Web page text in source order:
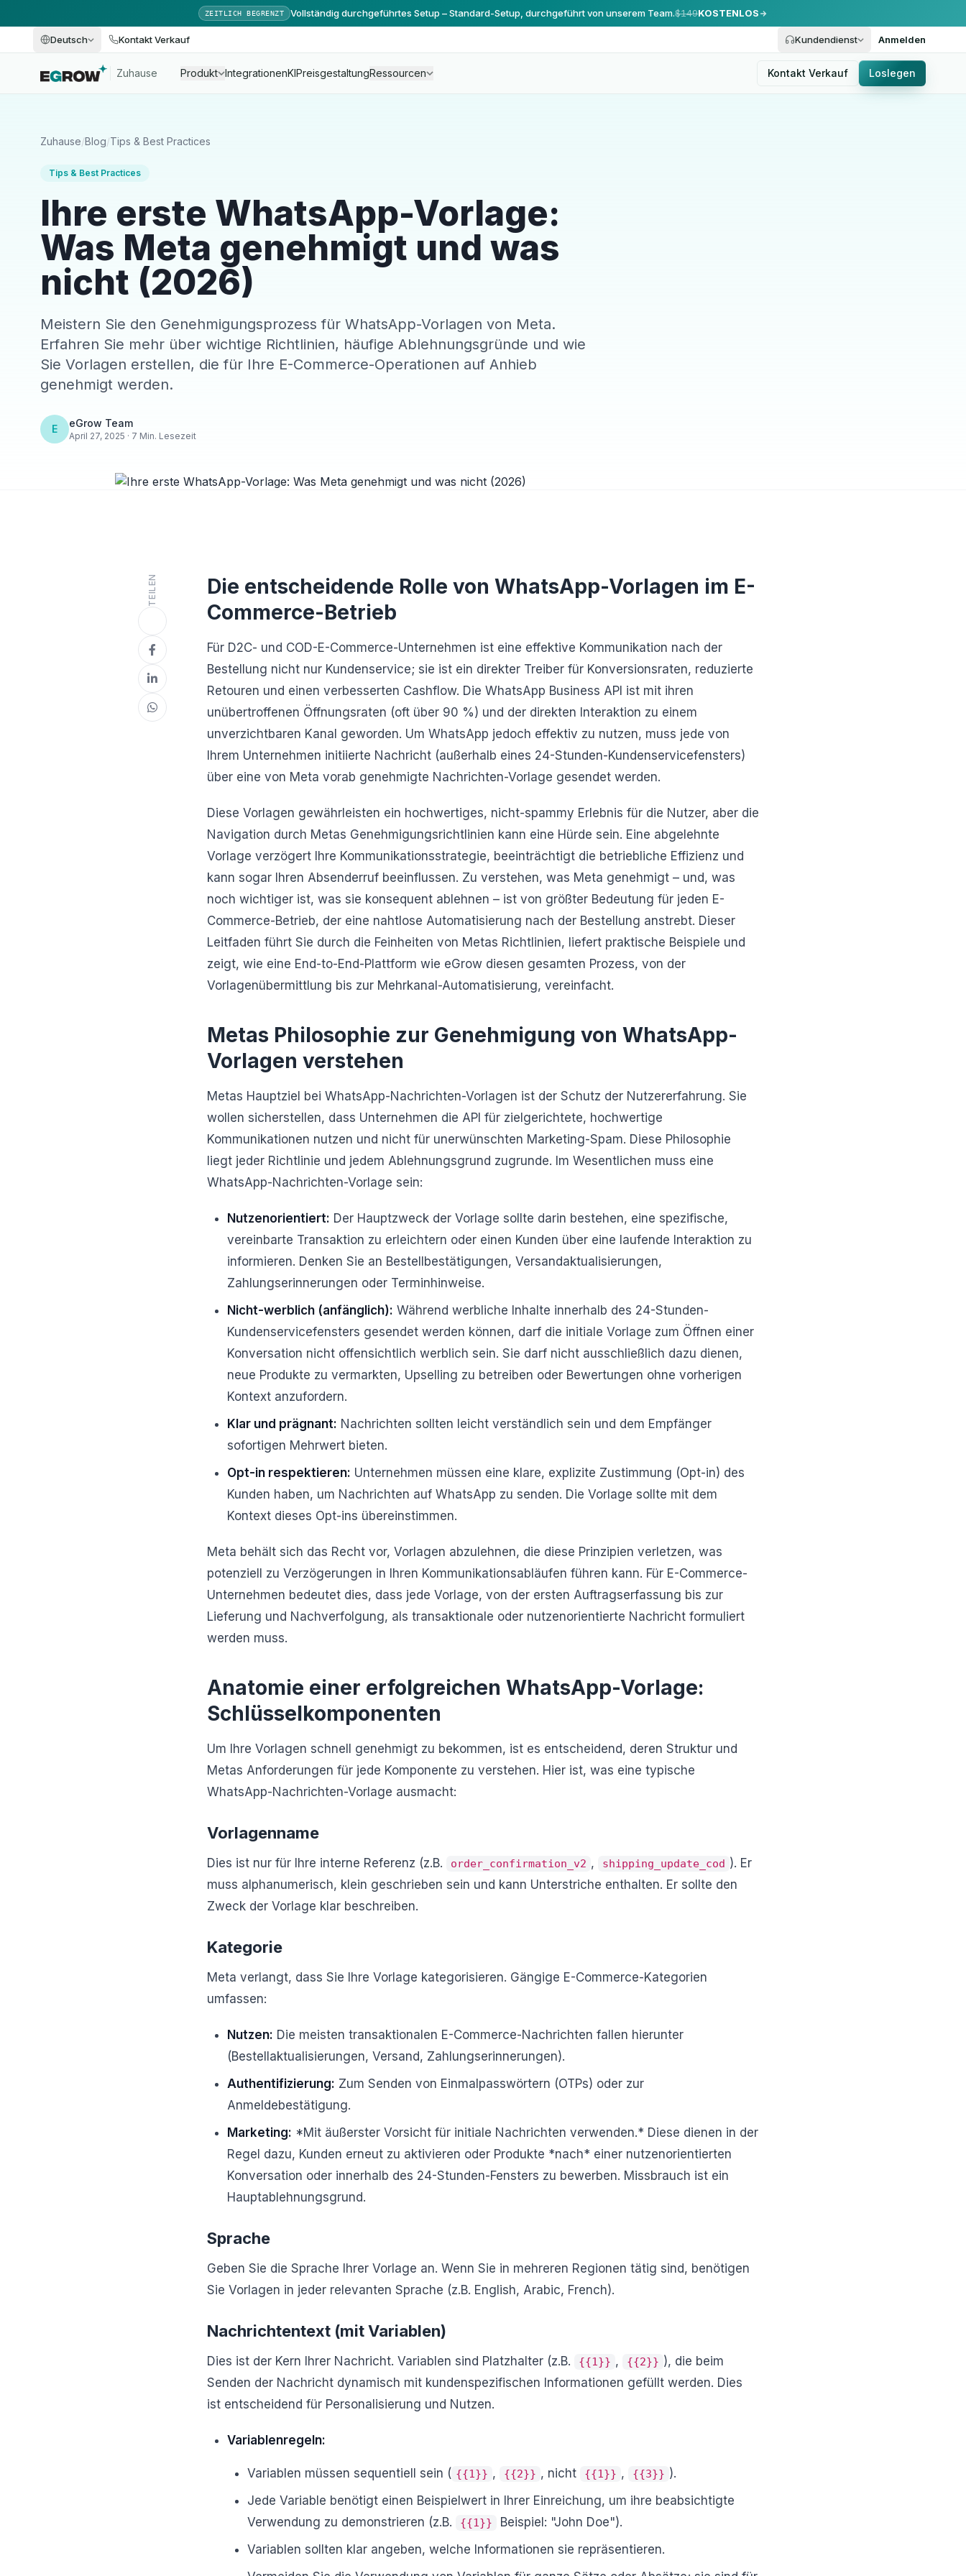
ZEITLICH BEGRENZT Vollständig durchgeführtes Setup – Standard-Setup, durchgeführt von unserem Team.$149KOSTENLOS
Deutsch Kontakt Verkauf Kundendienst Anmelden
Zuhause Produkt IntegrationenKIPreisgestaltungRessourcen Kontakt Verkauf Loslegen
Zuhause/Blog/Tips & Best Practices
Tips & Best Practices
Ihre erste WhatsApp-Vorlage:
Was Meta genehmigt und was
nicht (2026)
Meistern Sie den Genehmigungsprozess für WhatsApp-Vorlagen von Meta.
Erfahren Sie mehr über wichtige Richtlinien, häufige Ablehnungsgründe und wie
Sie Vorlagen erstellen, die für Ihre E-Commerce-Operationen auf Anhieb
genehmigt werden.
E eGrow Team
April 27, 2025 · 7 Min. Lesezeit
TEILEN
Die entscheidende Rolle von WhatsApp-Vorlagen im E-
Commerce-Betrieb
Für D2C- und COD-E-Commerce-Unternehmen ist eine effektive Kommunikation nach der
Bestellung nicht nur Kundenservice; sie ist ein direkter Treiber für Konversionsraten, reduzierte
Retouren und einen verbesserten Cashflow. Die WhatsApp Business API ist mit ihren
unübertroffenen Öffnungsraten (oft über 90 %) und der direkten Interaktion zu einem
unverzichtbaren Kanal geworden. Um WhatsApp jedoch effektiv zu nutzen, muss jede von
Ihrem Unternehmen initiierte Nachricht (außerhalb eines 24-Stunden-Kundenservicefensters)
über eine von Meta vorab genehmigte Nachrichten-Vorlage gesendet werden.
Diese Vorlagen gewährleisten ein hochwertiges, nicht-spammy Erlebnis für die Nutzer, aber die
Navigation durch Metas Genehmigungsrichtlinien kann eine Hürde sein. Eine abgelehnte
Vorlage verzögert Ihre Kommunikationsstrategie, beeinträchtigt die betriebliche Effizienz und
kann sogar Ihren Absenderruf beeinflussen. Zu verstehen, was Meta genehmigt – und, was
noch wichtiger ist, was sie konsequent ablehnen – ist von größter Bedeutung für jeden E-
Commerce-Betrieb, der eine nahtlose Automatisierung nach der Bestellung anstrebt. Dieser
Leitfaden führt Sie durch die Feinheiten von Metas Richtlinien, liefert praktische Beispiele und
zeigt, wie eine End-to-End-Plattform wie eGrow diesen gesamten Prozess, von der
Vorlagenübermittlung bis zur Mehrkanal-Automatisierung, vereinfacht.
Metas Philosophie zur Genehmigung von WhatsApp-
Vorlagen verstehen
Metas Hauptziel bei WhatsApp-Nachrichten-Vorlagen ist der Schutz der Nutzererfahrung. Sie
wollen sicherstellen, dass Unternehmen die API für zielgerichtete, hochwertige
Kommunikationen nutzen und nicht für unerwünschten Marketing-Spam. Diese Philosophie
liegt jeder Richtlinie und jedem Ablehnungsgrund zugrunde. Im Wesentlichen muss eine
WhatsApp-Nachrichten-Vorlage sein:
Nutzenorientiert: Der Hauptzweck der Vorlage sollte darin bestehen, eine spezifische,
vereinbarte Transaktion zu erleichtern oder einen Kunden über eine laufende Interaktion zu
informieren. Denken Sie an Bestellbestätigungen, Versandaktualisierungen,
Zahlungserinnerungen oder Terminhinweise.
Nicht-werblich (anfänglich): Während werbliche Inhalte innerhalb des 24-Stunden-
Kundenservicefensters gesendet werden können, darf die initiale Vorlage zum Öffnen einer
Konversation nicht offensichtlich werblich sein. Sie darf nicht ausschließlich dazu dienen,
neue Produkte zu vermarkten, Upselling zu betreiben oder Bewertungen ohne vorherigen
Kontext anzufordern.
Klar und prägnant: Nachrichten sollten leicht verständlich sein und dem Empfänger
sofortigen Mehrwert bieten.
Opt-in respektieren: Unternehmen müssen eine klare, explizite Zustimmung (Opt-in) des
Kunden haben, um Nachrichten auf WhatsApp zu senden. Die Vorlage sollte mit dem
Kontext dieses Opt-ins übereinstimmen.
Meta behält sich das Recht vor, Vorlagen abzulehnen, die diese Prinzipien verletzen, was
potenziell zu Verzögerungen in Ihren Kommunikationsabläufen führen kann. Für E-Commerce-
Unternehmen bedeutet dies, dass jede Vorlage, von der ersten Auftragserfassung bis zur
Lieferung und Nachverfolgung, als transaktionale oder nutzenorientierte Nachricht formuliert
werden muss.
Anatomie einer erfolgreichen WhatsApp-Vorlage:
Schlüsselkomponenten
Um Ihre Vorlagen schnell genehmigt zu bekommen, ist es entscheidend, deren Struktur und
Metas Anforderungen für jede Komponente zu verstehen. Hier ist, was eine typische
WhatsApp-Nachrichten-Vorlage ausmacht:
Vorlagenname
Dies ist nur für Ihre interne Referenz (z.B. order_confirmation_v2 , shipping_update_cod ). Er
muss alphanumerisch, klein geschrieben sein und kann Unterstriche enthalten. Er sollte den
Zweck der Vorlage klar beschreiben.
Kategorie
Meta verlangt, dass Sie Ihre Vorlage kategorisieren. Gängige E-Commerce-Kategorien
umfassen:
Nutzen: Die meisten transaktionalen E-Commerce-Nachrichten fallen hierunter
(Bestellaktualisierungen, Versand, Zahlungserinnerungen).
Authentifizierung: Zum Senden von Einmalpasswörtern (OTPs) oder zur
Anmeldebestätigung.
Marketing: *Mit äußerster Vorsicht für initiale Nachrichten verwenden.* Diese dienen in der
Regel dazu, Kunden erneut zu aktivieren oder Produkte *nach* einer nutzenorientierten
Konversation oder innerhalb des 24-Stunden-Fensters zu bewerben. Missbrauch ist ein
Hauptablehnungsgrund.
Sprache
Geben Sie die Sprache Ihrer Vorlage an. Wenn Sie in mehreren Regionen tätig sind, benötigen
Sie Vorlagen in jeder relevanten Sprache (z.B. English, Arabic, French).
Nachrichtentext (mit Variablen)
Dies ist der Kern Ihrer Nachricht. Variablen sind Platzhalter (z.B. {{1}} , {{2}} ), die beim
Senden der Nachricht dynamisch mit kundenspezifischen Informationen gefüllt werden. Dies
ist entscheidend für Personalisierung und Nutzen.
Variablenregeln:
Variablen müssen sequentiell sein ( {{1}} , {{2}} , nicht {{1}} , {{3}} ).
Jede Variable benötigt einen Beispielwert in Ihrer Einreichung, um ihre beabsichtigte
Verwendung zu demonstrieren (z.B.
{{1}}
Beispiel: "John Doe").
Variablen sollten klar angeben, welche Informationen sie repräsentieren.